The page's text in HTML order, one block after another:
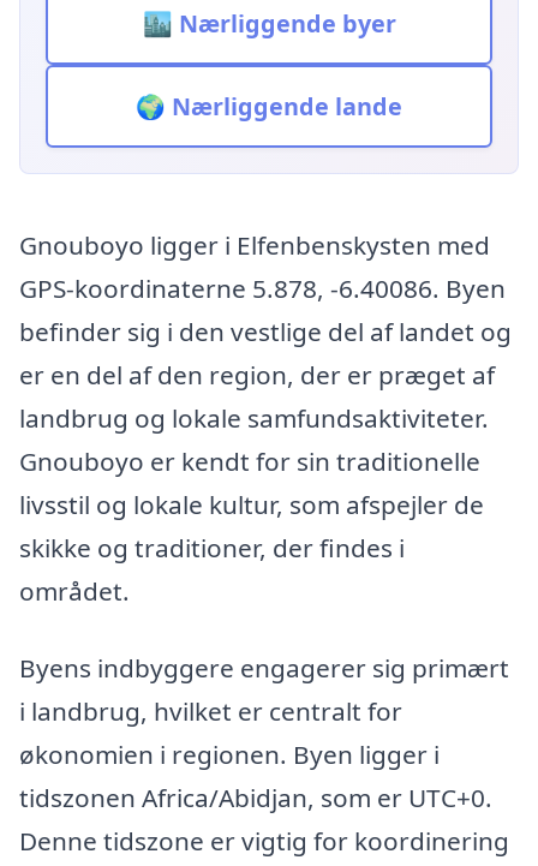
🏙️ Nærliggende byer
🌍 Nærliggende lande
Gnouboyo ligger i Elfenbenskysten med
GPS-koordinaterne 5.878, -6.40086. Byen
befinder sig i den vestlige del af landet og
er en del af den region, der er præget af
landbrug og lokale samfundsaktiviteter.
Gnouboyo er kendt for sin traditionelle
livsstil og lokale kultur, som afspejler de
skikke og traditioner, der findes i
området.
Byens indbyggere engagerer sig primært
i landbrug, hvilket er centralt for
økonomien i regionen. Byen ligger i
tidszonen Africa/Abidjan, som er UTC+0.
Denne tidszone er vigtig for koordinering